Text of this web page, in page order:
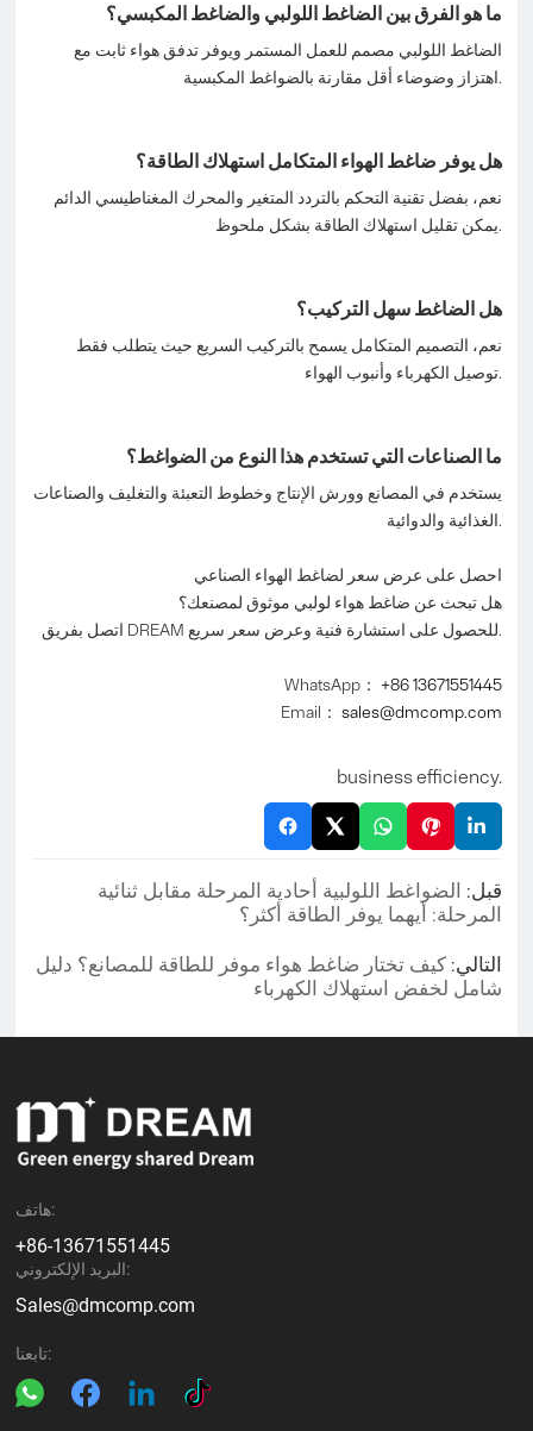
ما هو الفرق بين الضاغط اللولبي والضاغط المكبسي؟
الضاغط اللولبي مصمم للعمل المستمر ويوفر تدفق هواء ثابت مع
اهتزاز وضوضاء أقل مقارنة بالضواغط المكبسية.
هل يوفر ضاغط الهواء المتكامل استهلاك الطاقة؟
نعم، بفضل تقنية التحكم بالتردد المتغير والمحرك المغناطيسي الدائم
يمكن تقليل استهلاك الطاقة بشكل ملحوظ.
هل الضاغط سهل التركيب؟
نعم، التصميم المتكامل يسمح بالتركيب السريع حيث يتطلب فقط
توصيل الكهرباء وأنبوب الهواء.
ما الصناعات التي تستخدم هذا النوع من الضواغط؟
يستخدم في المصانع وورش الإنتاج وخطوط التعبئة والتغليف والصناعات
الغذائية والدوائية.
احصل على عرض سعر لضاغط الهواء الصناعي
هل تبحث عن ضاغط هواء لولبي موثوق لمصنعك؟
اتصل بفريق DREAM للحصول على استشارة فنية وعرض سعر سريع.
WhatsApp： +86 13671551445
Email： sales@dmcomp.com
business efficiency.
قبل: الضواغط اللولبية أحادية المرحلة مقابل ثنائية
المرحلة: أيهما يوفر الطاقة أكثر؟
التالي: كيف تختار ضاغط هواء موفر للطاقة للمصانع؟ دليل
شامل لخفض استهلاك الكهرباء
هاتف:
+86-13671551445
البريد الإلكتروني:
Sales@dmcomp.com
تابعنا: